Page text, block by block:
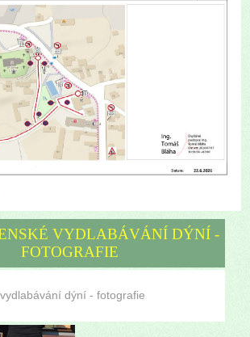
VYDLABÁVÁNÍ DÝNÍ -
FOTOGRAFIE
dýní - fotografie